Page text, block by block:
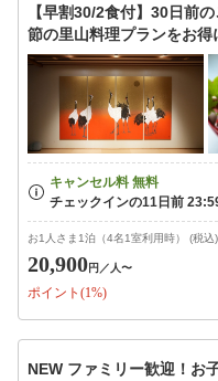
【早割30/2食付】30日前
節の里山料理プランをお得
お1人さま1泊（4名1室利用時） (税込)
20,900円 ／人〜
ポイント(1%)
NEW ファミリー歓迎！お